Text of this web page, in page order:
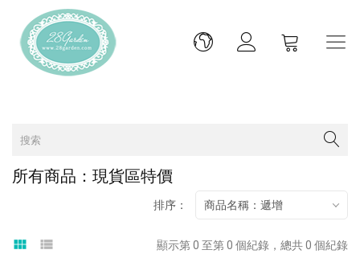
所有商品：現貨區特價
view_module view_list 顯示第 0 至第 0 個紀錄，總共 0 個紀錄
排序： 商品名稱：遞增